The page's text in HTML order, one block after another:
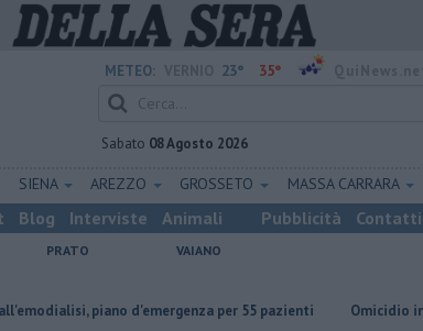
METEO: 23° 35°
Sabato 08 Agosto 2026
SIENA AREZZO GROSSETO MASSA CARRARA
Blog Interviste Animali Pubblicità Contatti
PRATO
VAIANO
piano d'emergenza per 55 pazienti Omicidio in